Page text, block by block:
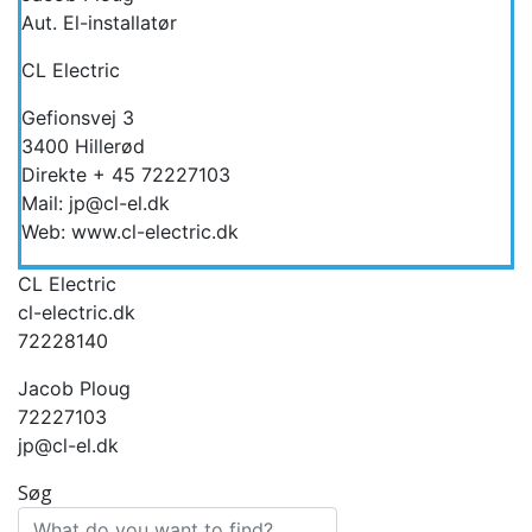
Aut. El-installatør
CL Electric
Gefionsvej 3
3400 Hillerød
Direkte + 45 72227103
Mail: jp@cl-el.dk
Web: www.cl-electric.dk
CL Electric
cl-electric.dk
72228140
Jacob Ploug
72227103
jp@cl-el.dk
Søg